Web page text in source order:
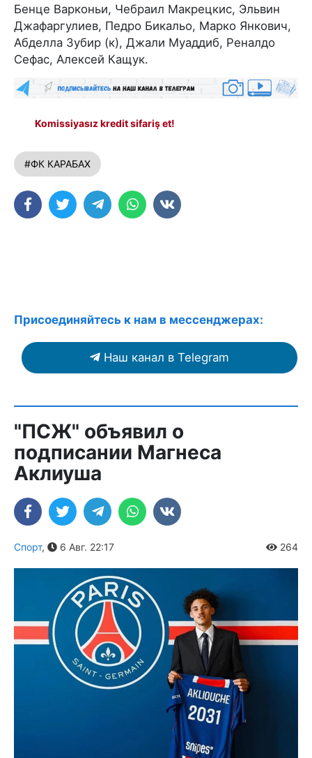
Бенце Варконьи, Чебраил Макрецкис, Эльвин
Джафаргулиев, Педро Бикальо, Марко Янкович,
Абделла Зубир (к), Джали Муаддиб, Реналдо
Сефас, Алексей Кащук.
Komissiyasız kredit sifariş et!
#ФК КАРАБАХ
Присоединяйтесь к нам в мессенджерах:
Наш канал в Telegram
"ПСЖ" объявил о
подписании Магнеса
Аклиуша
Спорт, 6 Авг. 22:17 264